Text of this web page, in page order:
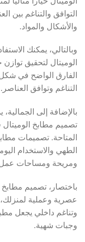
التوافق والتناغم بين
والأشكال والمواد.
وبالتالي، يمكنك
الوميتال لتحقيق
الفارق الواضح في
التناغم وتوافق العناصر.
بالإضافة إلى
تصميم مطابخ
المتاحة. تصميمات
الطهي والاستخدام
ومريحة ومساحات
باختصار، تصميم
عصرية وعملية
وتناغم داخلي يجعل
وجبات شهية.